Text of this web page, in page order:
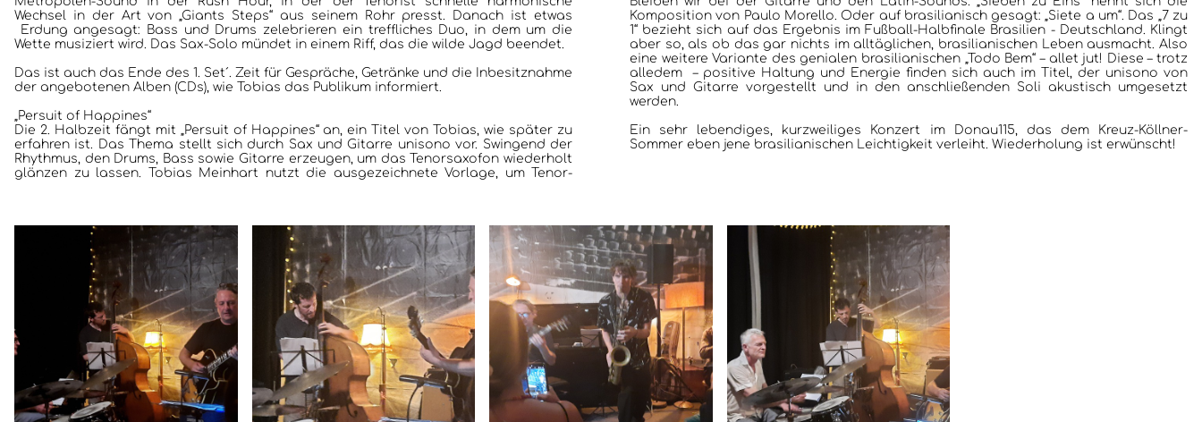
Wechsel in der Art von „Giants Steps“ aus seinem Rohr presst. Danach ist etwas
Erdung angesagt: Bass und Drums zelebrieren ein treffliches Duo, in dem um die
Wette musiziert wird. Das Sax-Solo mündet in einem Riff, das die wilde Jagd beendet.
Das ist auch das Ende des 1. Set´. Zeit für Gespräche, Getränke und die Inbesitznahme
der angebotenen Alben (CDs), wie Tobias das Publikum informiert.
„Persuit of Happines“
Die 2. Halbzeit fängt mit „Persuit of Happines“ an, ein Titel von Tobias, wie später zu
erfahren ist. Das Thema stellt sich durch Sax und Gitarre unisono vor. Swingend der
Rhythmus, den Drums, Bass sowie Gitarre erzeugen, um das Tenorsaxofon wiederholt
glänzen zu lassen. Tobias Meinhart nutzt die ausgezeichnete Vorlage, um Tenor-
Komposition von Paulo Morello. Oder auf brasilianisch gesagt: „Siete a um“. Das „7 zu
1“ bezieht sich auf das Ergebnis im Fußball-Halbfinale Brasilien - Deutschland. Klingt
aber so, als ob das gar nichts im alltäglichen, brasilianischen Leben ausmacht. Also
eine weitere Variante des genialen brasilianischen „Todo Bem“ – allet jut! Diese – trotz
alledem – positive Haltung und Energie finden sich auch im Titel, der unisono von
Sax und Gitarre vorgestellt und in den anschließenden Soli akustisch umgesetzt
werden.
Ein sehr lebendiges, kurzweiliges Konzert im Donau115, das dem Kreuz-Köllner-
Sommer eben jene brasilianischen Leichtigkeit verleiht. Wiederholung ist erwünscht!